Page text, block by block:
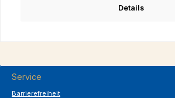
Details
Service
Barrierefreiheit